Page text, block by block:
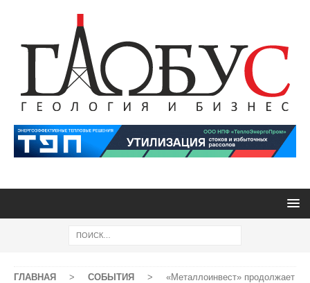
ГЛАВНАЯ > СОБЫТИЯ >
«Металлоинвест» продолжает